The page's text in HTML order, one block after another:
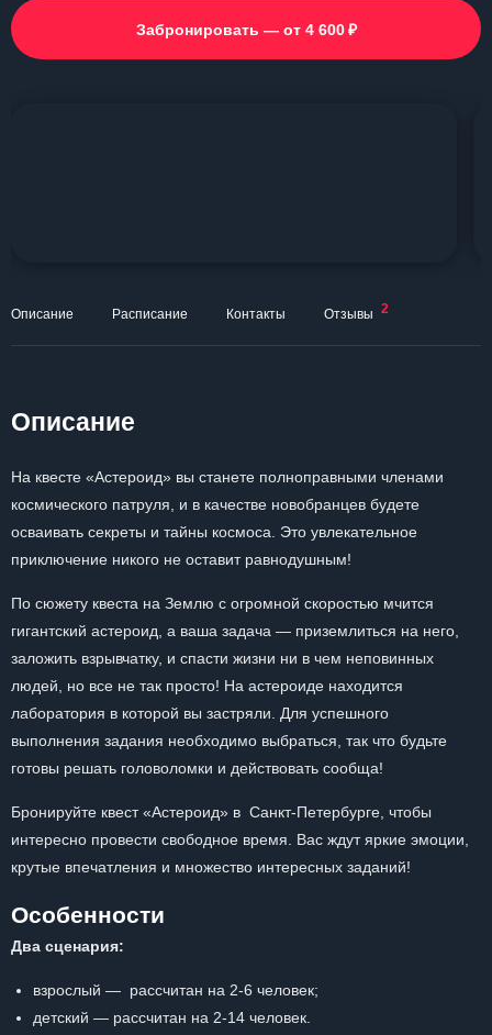
Забронировать — от 4 600 ₽
Описание Расписание Контакты Отзывы 2
Описание
На квесте «Астероид» вы станете полноправными членами
космического патруля, и в качестве новобранцев будете
осваивать секреты и тайны космоса. Это увлекательное
приключение никого не оставит равнодушным!
По сюжету квеста на Землю с огромной скоростью мчится
гигантский астероид, а ваша задача — приземлиться на него,
заложить взрывчатку, и спасти жизни ни в чем неповинных
людей, но все не так просто! На астероиде находится
лаборатория в которой вы застряли. Для успешного
выполнения задания необходимо выбраться, так что будьте
готовы решать головоломки и действовать сообща!
Бронируйте квест «Астероид» в Санкт-Петербурге, чтобы
интересно провести свободное время. Вас ждут яркие эмоции,
крутые впечатления и множество интересных заданий!
Особенности
Два сценария:
взрослый — рассчитан на 2-6 человек;
детский — рассчитан на 2-14 человек.